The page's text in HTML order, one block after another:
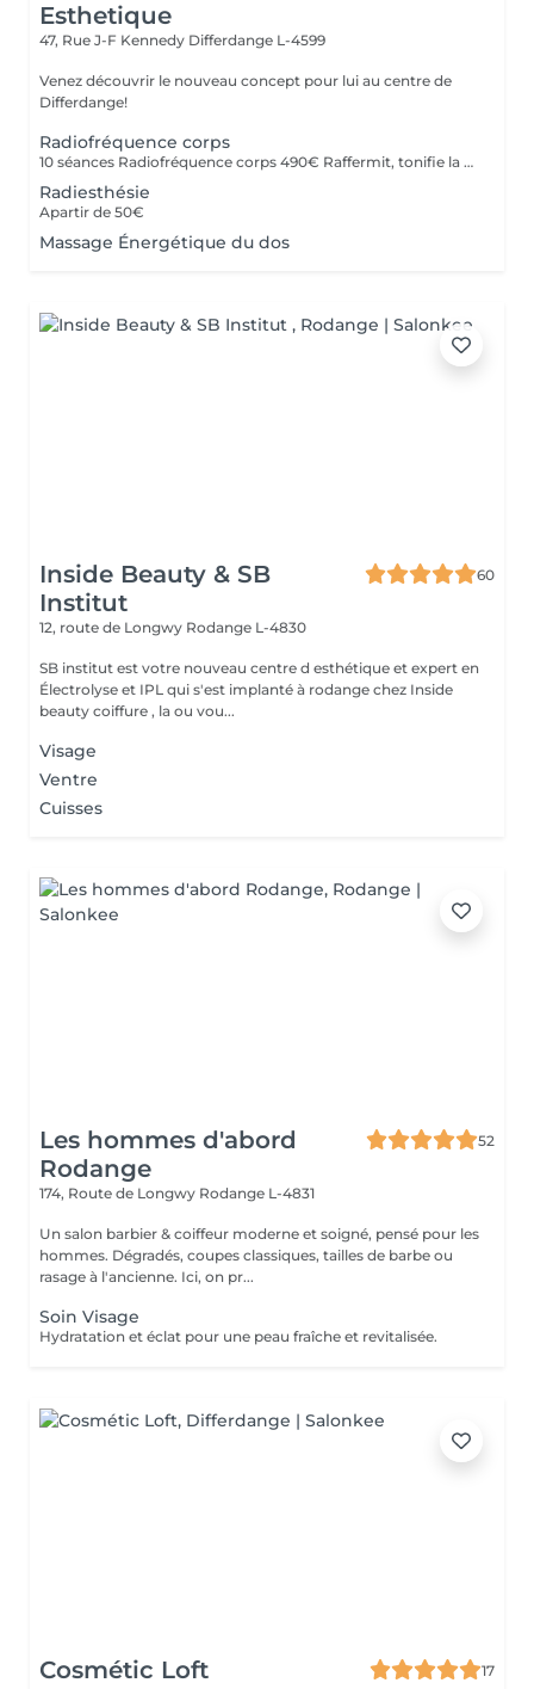
Esthetique
47, Rue J-F Kennedy Differdange L-4599
Venez découvrir le nouveau concept pour lui au centre de
Differdange!
Radiofréquence corps
10 séances Radiofréquence corps 490€ Raffermit, tonifie la peau . Reduction de la cellulite
Radiesthésie
Apartir de 50€
Massage Énergétique du dos
Inside Beauty & SB
Institut
60
12, route de Longwy Rodange L-4830
SB institut est votre nouveau centre d esthétique et expert en
Électrolyse et IPL qui s'est implanté à rodange chez Inside
beauty coiffure , la ou vou...
Visage
Ventre
Cuisses
Les hommes d'abord
Rodange
52
174, Route de Longwy Rodange L-4831
Un salon barbier & coiffeur moderne et soigné, pensé pour les
hommes. Dégradés, coupes classiques, tailles de barbe ou
rasage à l'ancienne. Ici, on pr...
Soin Visage
Hydratation et éclat pour une peau fraîche et revitalisée.
Cosmétic Loft
17